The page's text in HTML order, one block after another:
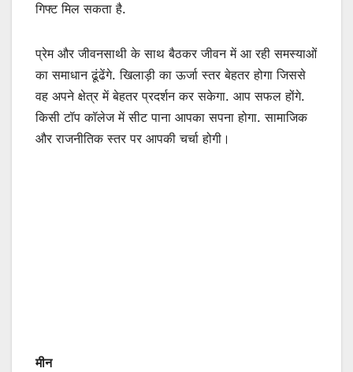
गिफ्ट मिल सकता है.
प्रेम और जीवनसाथी के साथ बैठकर जीवन में आ रही समस्याओं
का समाधान ढूंढेंगे. खिलाड़ी का ऊर्जा स्तर बेहतर होगा जिससे
वह अपने क्षेत्र में बेहतर प्रदर्शन कर सकेगा. आप सफल होंगे.
किसी टॉप कॉलेज में सीट पाना आपका सपना होगा. सामाजिक
और राजनीतिक स्तर पर आपकी चर्चा होगी।
मीन